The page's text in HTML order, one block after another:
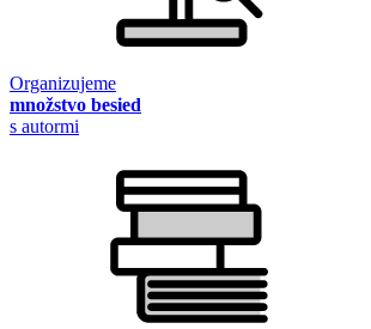
Organizujeme
množstvo besied
s autormi